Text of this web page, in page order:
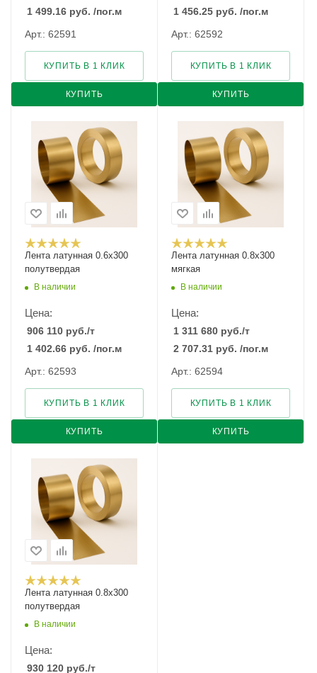
1 499.16 руб. /пог.м
Арт.: 62591
КУПИТЬ
КУПИТЬ В 1 КЛИК
1 456.25 руб. /пог.м
Арт.: 62592
КУПИТЬ
КУПИТЬ В 1 КЛИК
Лента латунная 0.6x300
полутвердая
В наличии
Цена:
906 110 руб./т
1 402.66 руб. /пог.м
Арт.: 62593
КУПИТЬ
КУПИТЬ В 1 КЛИК
Лента латунная 0.8x300
мягкая
В наличии
Цена:
1 311 680 руб./т
2 707.31 руб. /пог.м
Арт.: 62594
КУПИТЬ
КУПИТЬ В 1 КЛИК
Лента латунная 0.8x300
полутвердая
В наличии
Цена:
930 120 руб./т